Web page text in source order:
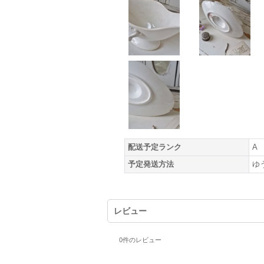
配送予定ランク
A
予定発送方法
ゆ
レビュー
0件のレビュー